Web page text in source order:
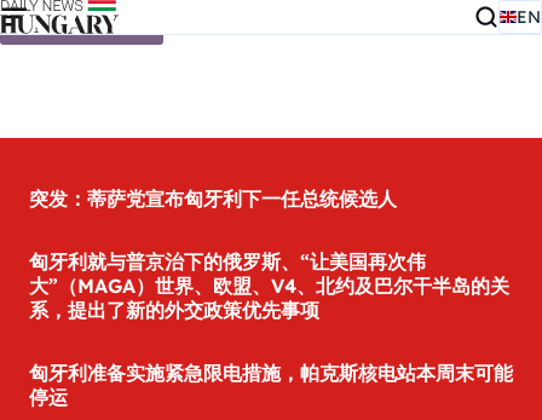
Skip to content EN
突发：蒂萨党宣布匈牙利下一任总统候选人
匈牙利就与普京治下的俄罗斯、“让美国再次伟
大”（MAGA）世界、欧盟、V4、北约及巴尔干半岛的关
系，提出了新的外交政策优先事项
匈牙利准备实施紧急限电措施，帕克斯核电站本周末可能
停运